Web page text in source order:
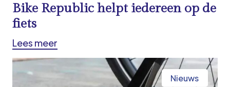
Bike Republic helpt iedereen op de
fiets
Lees meer
Nieuws